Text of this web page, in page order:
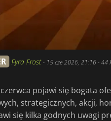
Fyra Frost- 15 cze 2026, 21:16- 44
pojawi się bogata
strategicznych, akcji,
się kilka godnych uwagi